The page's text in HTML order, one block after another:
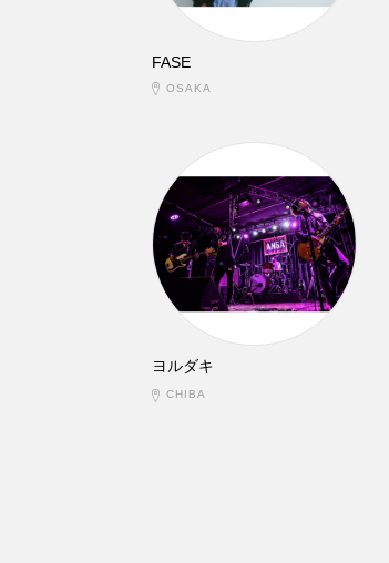
FASE
OSAKA
ヨルダキ
CHIBA